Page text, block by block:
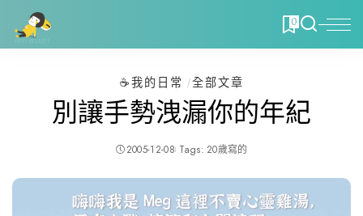
0
☕️我的日常 全部文章
別讓手勢洩漏你的年紀
2005-12-08 Tags: 20歲寫的